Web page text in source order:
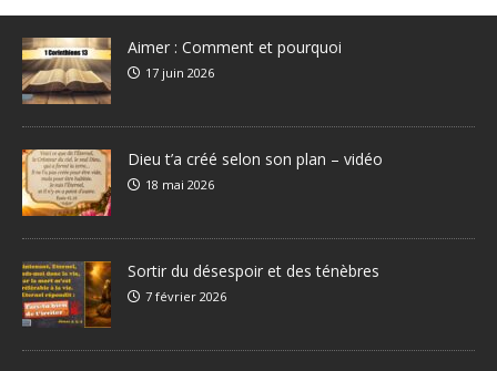
Aimer : Comment et pourquoi
17 juin 2026
Dieu t’a créé selon son plan – vidéo
18 mai 2026
Sortir du désespoir et des ténèbres
7 février 2026